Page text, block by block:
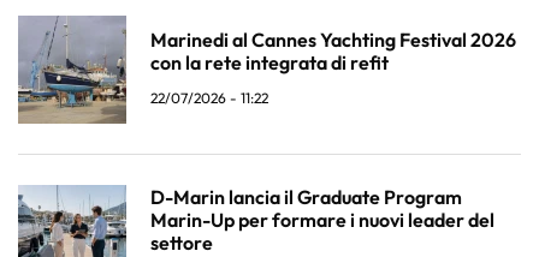
Marinedi al Cannes Yachting Festival 2026
con la rete integrata di refit
22/07/2026 - 11:22
D-Marin lancia il Graduate Program
Marin-Up per formare i nuovi leader del
settore